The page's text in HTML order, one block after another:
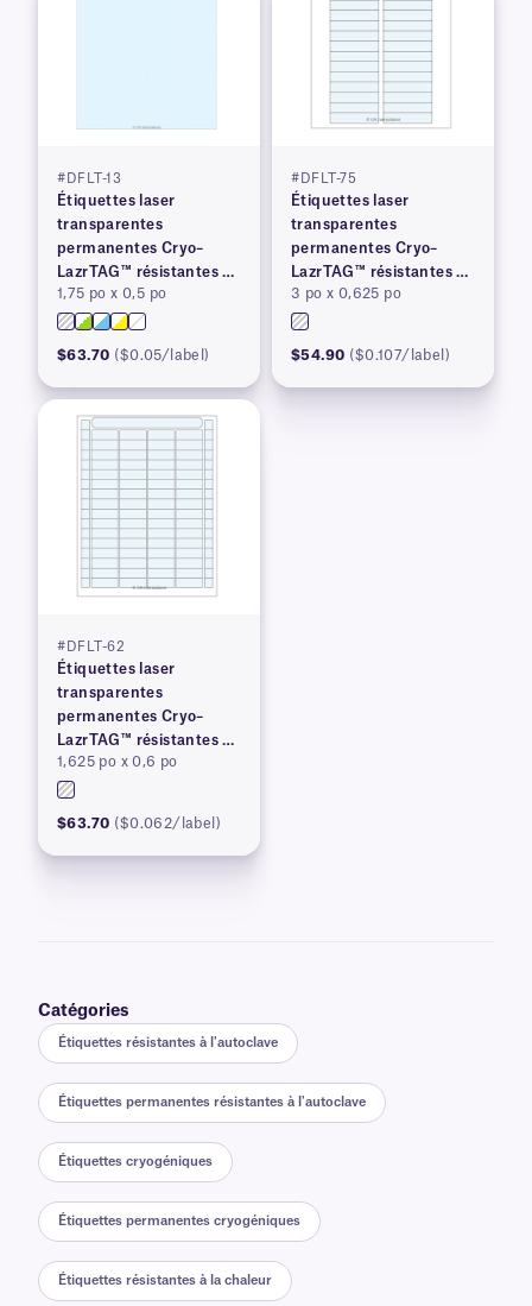
#DFLT-13
Étiquettes laser
transparentes
permanentes Cryo–
LazrTAG™ résistantes à
la cryogénie et à
l'autoclave
1,75 po x 0,5 po
$63.70 ($0.05/label)
#DFLT-75
Étiquettes laser
transparentes
permanentes Cryo–
LazrTAG™ résistantes à
la cryogénie et à
l'autoclave
3 po x 0,625 po
$54.90 ($0.107/label)
#DFLT-62
Étiquettes laser
transparentes
permanentes Cryo–
LazrTAG™ résistantes à
la cryogénie et à
l'autoclave
1,625 po x 0,6 po
$63.70 ($0.062/label)
Catégories
Étiquettes résistantes à l'autoclave
Étiquettes permanentes résistantes à l'autoclave
Étiquettes cryogéniques
Étiquettes permanentes cryogéniques
Étiquettes résistantes à la chaleur